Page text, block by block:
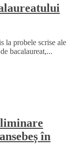
la probele scrise ale
bacalaureat,...
în